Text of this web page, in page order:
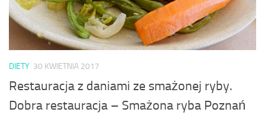
DIETY 30 KWIETNIA 2017
Restauracja z daniami ze smażonej ryby.
Dobra restauracja – Smażona ryba Poznań